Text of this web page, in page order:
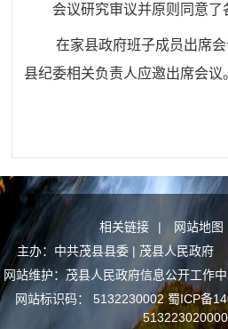
会议研究审议并原则同意了
在家县政府班子成员出席会
县纪委相关负责人应邀出席会议
相关链接 | 网站地图
主办：中共茂县县委 | 茂县人民政府
网站维护：茂县人民政府信息公开工作
网站标识码： 5132230002蜀ICP备